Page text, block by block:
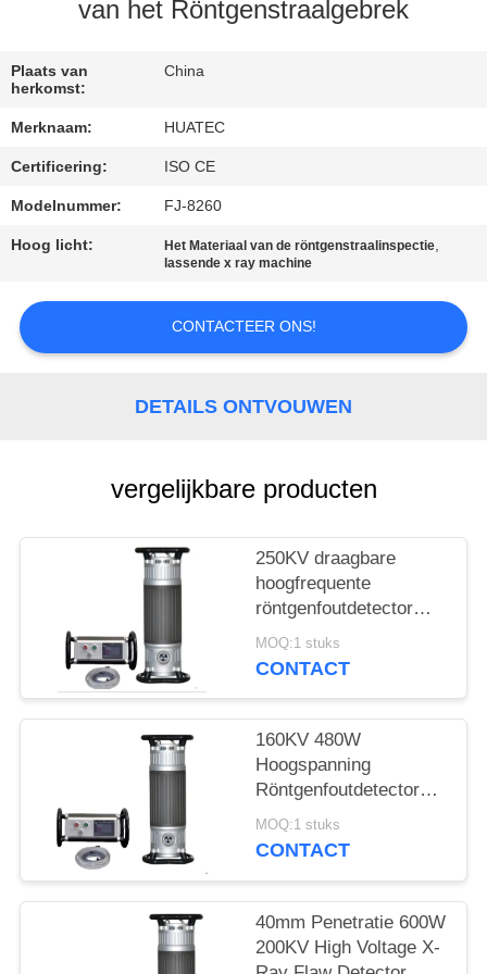
CITAAT
SITEMAP
PRIVACY
POLICY
van het Röntgenstraalgebrek
Plaats van
herkomst:
China
Merknaam: HUATEC
Certificering: ISO CE
Modelnummer: FJ-8260
Hoog licht: Het Materiaal van de röntgenstraalinspectie,
lassende x ray machine
CONTACTEER ONS!
DETAILS ONTVOUWEN
vergelijkbare producten
250KV draagbare
hoogfrequente
röntgenfoutdetector
met 50mm penetratie
MOQ:1 stuks
CONTACT
160KV 480W
Hoogspanning
Röntgenfoutdetector
met 22mm Penetratie
MOQ:1 stuks
CONTACT
40mm Penetratie 600W
200KV High Voltage X-